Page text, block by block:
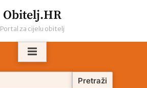
Obitelj.HR
Portal za cijelu obitelj